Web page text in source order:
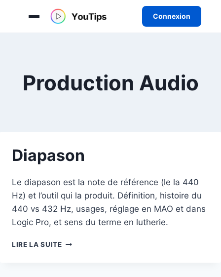
Connexion
Production Audio
Diapason
Le diapason est la note de référence (le la 440
Hz) et l’outil qui la produit. Définition, histoire du
440 vs 432 Hz, usages, réglage en MAO et dans
Logic Pro, et sens du terme en lutherie.
LIRE LA SUITEDIAPASON